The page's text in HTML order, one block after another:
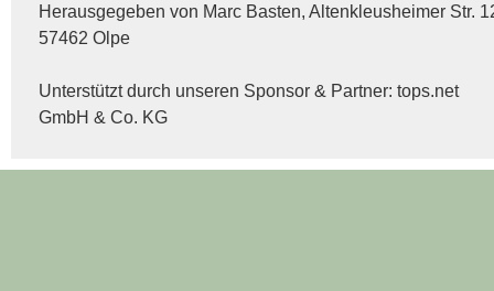
Herausgegeben von Marc Basten, Altenkleusheimer Str.
57462 Olpe
Unterstützt durch unseren Sponsor & Partner: tops.net
GmbH & Co. KG